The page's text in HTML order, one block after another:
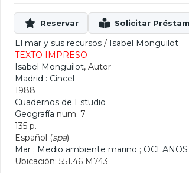
El mar y sus recursos / Isabel Monguilot
TEXTO IMPRESO
Isabel Monguilot, Autor
Madrid : Cincel
1988
Cuadernos de Estudio
Geografía num. 7
135 p.
Español (spa)
Mar ; Medio ambiente marino ; OCEANOS
Ubicación: 551.46 M743